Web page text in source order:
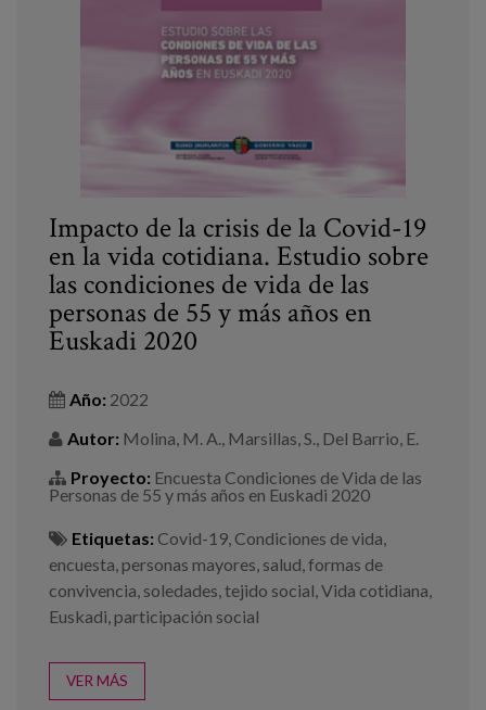
Canal de denuncias
Impacto de la crisis de la Covid-19
en la vida cotidiana. Estudio sobre
las condiciones de vida de las
personas de 55 y más años en
Euskadi 2020
Año: 2022
Autor: Molina, M. A., Marsillas, S., Del Barrio, E.
Proyecto: Encuesta Condiciones de Vida de las
Personas de 55 y más años en Euskadi 2020
Etiquetas: Covid-19, Condiciones de vida,
encuesta,personas mayores, salud,formas de
convivencia, soledades,tejido social,Vida cotidiana,
Euskadi,participación social
VER MÁS